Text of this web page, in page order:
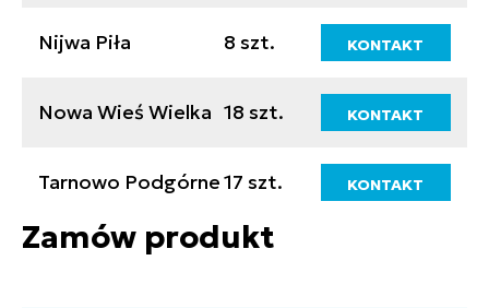
Nijwa Piła 8 szt. KONTAKT
Nowa Wieś Wielka 18 szt. KONTAKT
Tarnowo Podgórne17 szt. KONTAKT
Zamów produkt